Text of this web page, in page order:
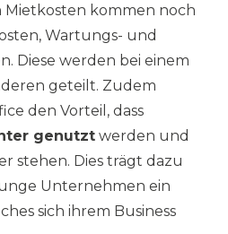
kommen noch
Wartungs- und
Diese werden bei einem
geteilt. Zudem
den Vorteil, dass
genutzt werden und
stehen. Dies trägt dazu
Unternehmen ein
sich ihrem Business